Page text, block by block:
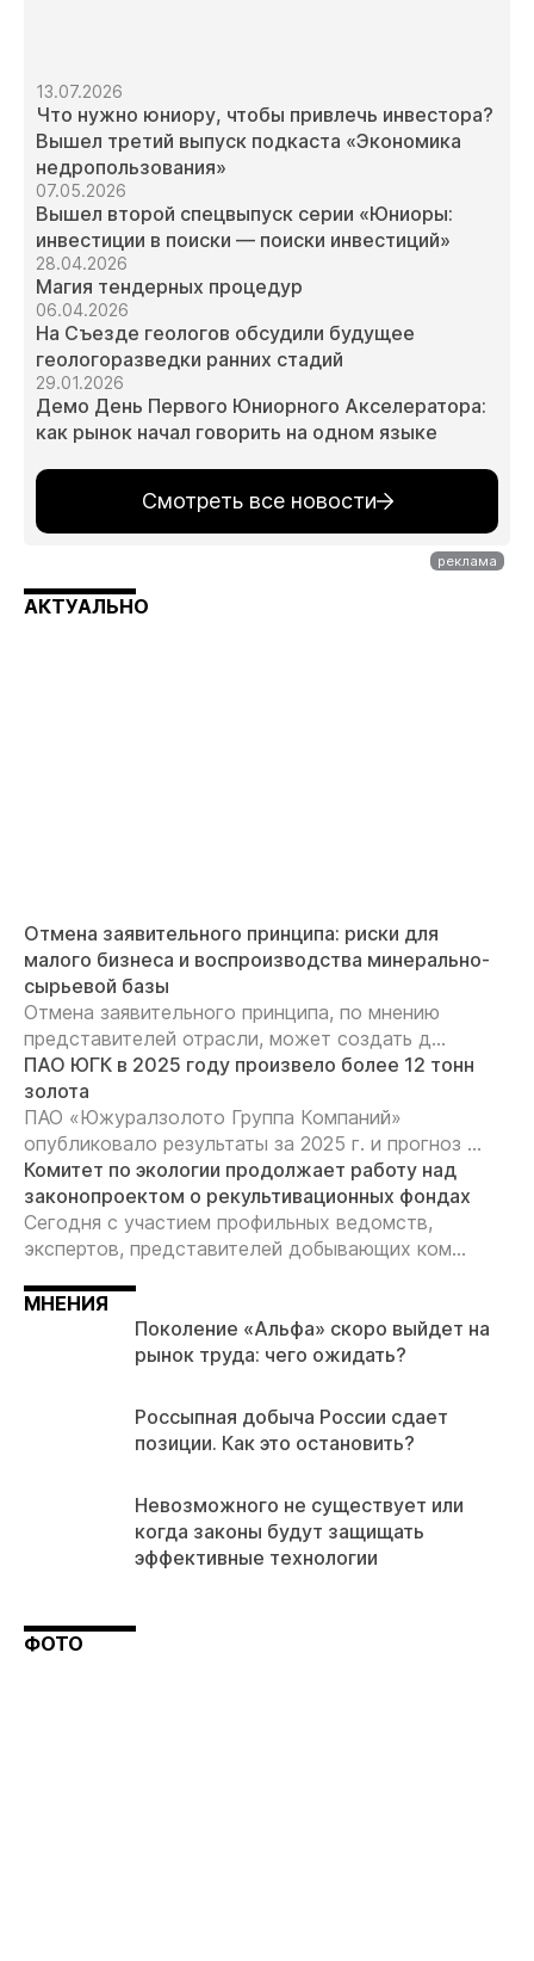
13.07.2026
Что нужно юниору, чтобы привлечь инвестора?
Вышел третий выпуск подкаста «Экономика
недропользования»
07.05.2026
Вышел второй спецвыпуск серии «Юниоры:
инвестиции в поиски — поиски инвестиций»
28.04.2026
Магия тендерных процедур
06.04.2026
На Съезде геологов обсудили будущее
геологоразведки ранних стадий
29.01.2026
Демо День Первого Юниорного Акселератора:
как рынок начал говорить на одном языке
Смотреть все новости
АКТУАЛЬНО
Отмена заявительного принципа: риски для
малого бизнеса и воспроизводства минерально-
сырьевой базы
Отмена заявительного принципа, по мнению
представителей отрасли, может создать д...
ПАО ЮГК в 2025 году произвело более 12 тонн
золота
ПАО «Южуралзолото Группа Компаний»
опубликовало результаты за 2025 г. и прогноз ...
Комитет по экологии продолжает работу над
законопроектом о рекультивационных фондах
Сегодня с участием профильных ведомств,
экспертов, представителей добывающих ком...
МНЕНИЯ
Поколение «Альфа» скоро выйдет на
рынок труда: чего ожидать?
Россыпная добыча России сдает
позиции. Как это остановить?
Невозможного не существует или
когда законы будут защищать
эффективные технологии
ФОТО